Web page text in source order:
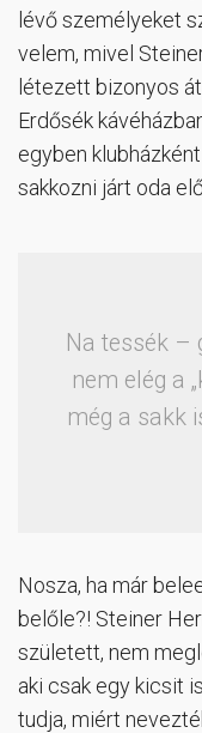
lévő személyeket
velem, mivel
létezett bizonyos
Erdősék
egyben
sakkozni járt oda
Na tessék –
nem elég a
még a sakk
Nosza, ha már
belőle?! Steiner
született, nem
aki csak egy kicsit
tudja, miért